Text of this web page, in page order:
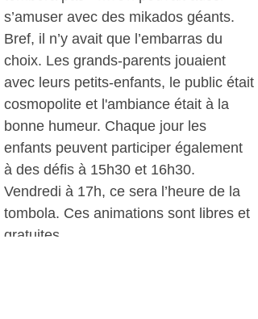
s’amuser avec des mikados géants.
Bref, il n’y avait que l’embarras du
choix. Les grands-parents jouaient
avec leurs petits-enfants, le public était
cosmopolite et l'ambiance était à la
bonne humeur. Chaque jour les
enfants peuvent participer également
à des défis à 15h30 et 16h30.
Vendredi à 17h, ce sera l’heure de la
tombola. Ces animations sont libres et
gratuites.